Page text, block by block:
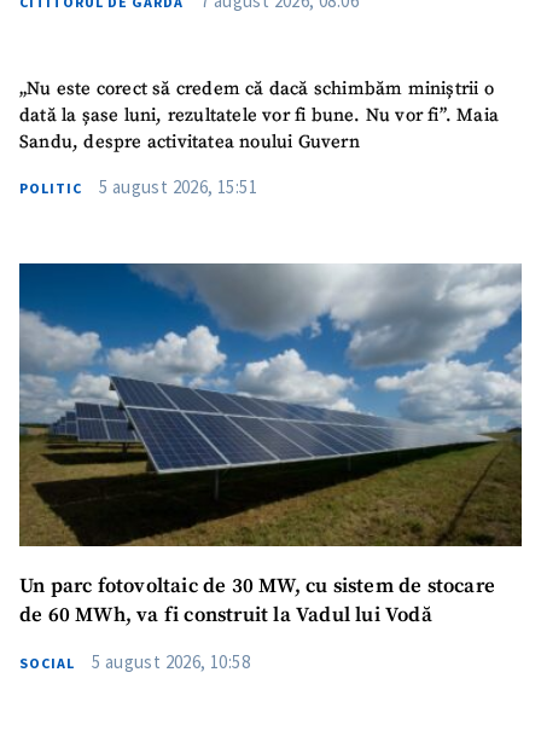
„Nu este corect să credem că dacă schimbăm miniștrii o
dată la șase luni, rezultatele vor fi bune. Nu vor fi”. Maia
Sandu, despre activitatea noului Guvern
POLITIC 5 august 2026, 15:51
Un parc fotovoltaic de 30 MW, cu sistem de stocare
de 60 MWh, va fi construit la Vadul lui Vodă
SOCIAL 5 august 2026, 10:58
+ Mesajul știrei
CONTACT SURSĂ
Sursă anonimă
Nume+ Numele meu
Email+ Emailul meu
Telefon
+ Telefon personal
Am citit și sunt de
acord cupolitica de
confidențialitate.
TRIMITE ȘTIREA